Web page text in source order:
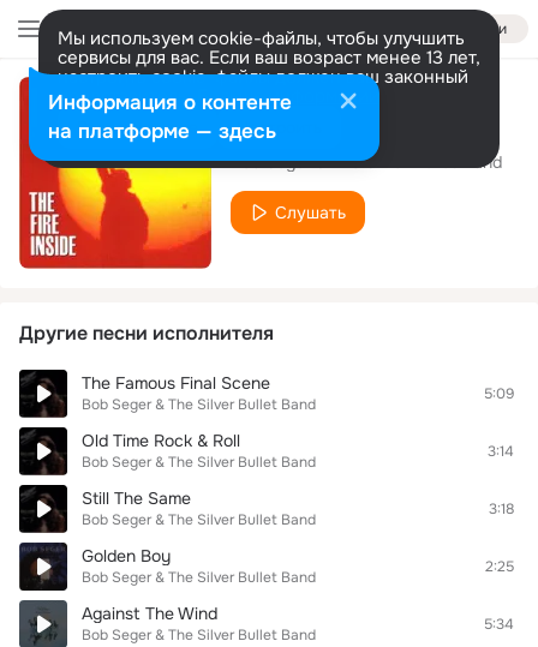
Войти
Мы используем cookie-файлы, чтобы улучшить
сервисы для вас. Если ваш возраст менее 13 лет,
настроить cookie-файлы должен ваш законный
представитель. Больше информации
Разрешить все Настроить
Sightseeing
Bob Seger & The Silver Bullet Band
Слушать
Другие песни исполнителя
The Famous Final Scene
Bob Seger & The Silver Bullet Band
5:09
Old Time Rock & Roll
Bob Seger & The Silver Bullet Band
3:14
Still The Same
Bob Seger & The Silver Bullet Band
3:18
Golden Boy
Bob Seger & The Silver Bullet Band
2:25
Against The Wind
Bob Seger & The Silver Bullet Band
5:34
Информация о контенте
на платформе — здесь